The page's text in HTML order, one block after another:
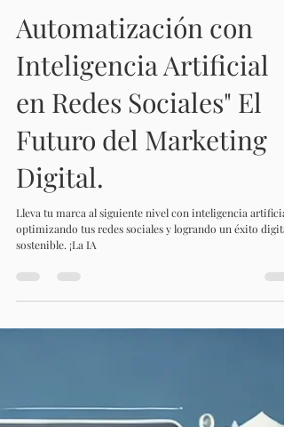
17 dic 2024 3 min de lectura
Automatización con
Inteligencia Artificial
en Redes Sociales" El
Futuro del Marketing
Digital.
Lleva tu marca al siguiente nivel con inteligencia
sostenible. ¡La IA